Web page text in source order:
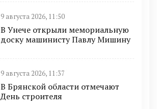
9 августа 2026, 11:50
В Унече открыли мемориальную
доску машинисту Павлу Мишину
9 августа 2026, 11:37
В Брянской области отмечают
День строителя